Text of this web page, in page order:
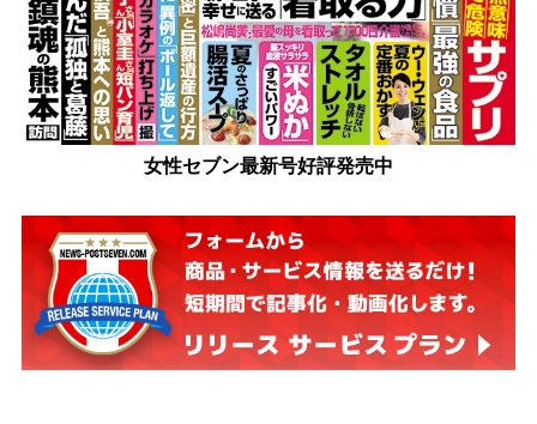
女性セブン最新号好評発売中